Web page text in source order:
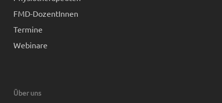
FMD-DozentInnen
Termine
Webinare
Über uns